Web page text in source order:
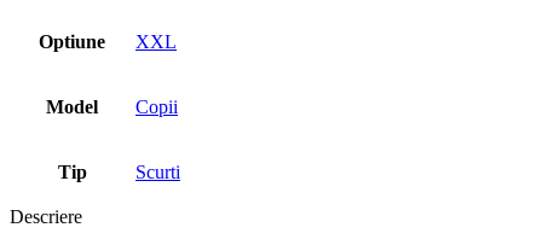
Optiune XXL
Model Copii
Tip Scurti
Descriere